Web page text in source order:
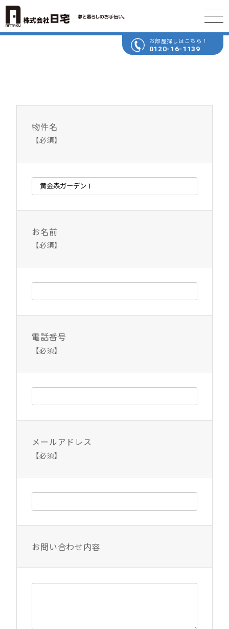
お部屋探しはこちら！
0120-16-1139
物件名
【必須】
お名前
【必須】
電話番号
【必須】
メールアドレス
【必須】
お問い合わせ内容